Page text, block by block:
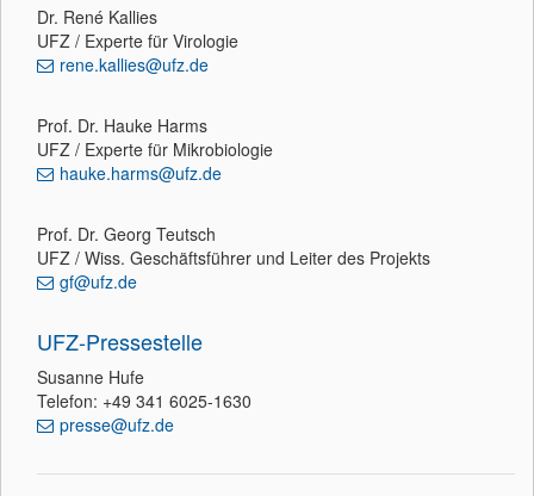
Dr. René Kallies
UFZ / Experte für Virologie
rene.kallies@ufz.de
Prof. Dr. Hauke Harms
UFZ / Experte für Mikrobiologie
hauke.harms@ufz.de
Prof. Dr. Georg Teutsch
UFZ / Wiss. Geschäftsführer und Leiter des Projekts
gf@ufz.de
UFZ-Pressestelle
Susanne Hufe
Telefon: +49 341 6025-1630
presse@ufz.de